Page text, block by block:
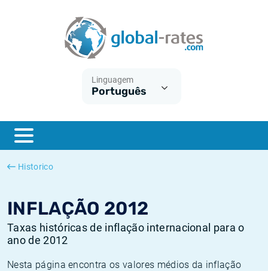
Linguagem
Português
Historico
INFLAÇÃO 2012
Taxas históricas de inflação internacional para o
ano de 2012
Nesta página encontra os valores médios da inflação
ESTER
SONIA
O que é a inflação do IPC?
O que é a inflação do IHPC?
Inflação Estados Unidos
Inflação Europa
Taxas Euribor históricas
Taxas ESTER históricas
Taxas SONIA históricas
Taxas TONAR históricas
Calculadora de inflação